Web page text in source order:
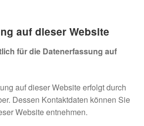
auf dieser Website
für die Datenerfassung auf
auf dieser Website erfolgt durch
Dessen Kontaktdaten können Sie
Website entnehmen.